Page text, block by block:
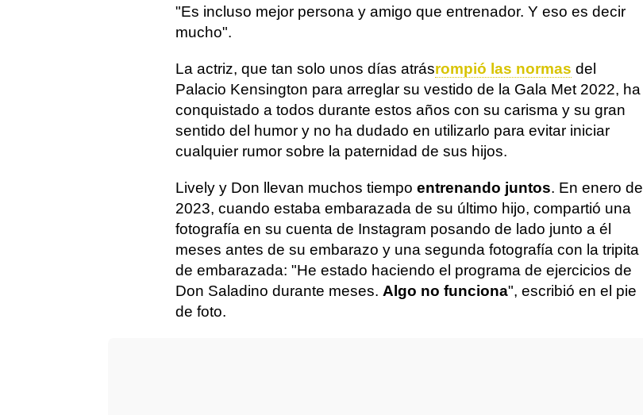
"Es incluso mejor persona y amigo que entrenador. Y eso es decir
mucho".
La actriz, que tan solo unos días atrásrompió las normas del
Palacio Kensington para arreglar su vestido de la Gala Met 2022, ha
conquistado a todos durante estos años con su carisma y su gran
sentido del humor y no ha dudado en utilizarlo para evitar iniciar
cualquier rumor sobre la paternidad de sus hijos.
Lively y Don llevan muchos tiempo entrenando juntos. En enero de
2023, cuando estaba embarazada de su último hijo, compartió una
fotografía en su cuenta de Instagram posando de lado junto a él
meses antes de su embarazo y una segunda fotografía con la tripita
de embarazada: "He estado haciendo el programa de ejercicios de
Don Saladino durante meses. Algo no funciona", escribió en el pie
de foto.